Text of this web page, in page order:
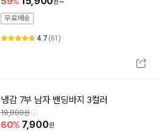
무료배송
4.7 (61)
냉감 7부 남자 밴딩바지 3컬러
19,800
60 7,900